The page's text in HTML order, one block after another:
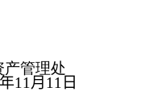
产管理处
年11 月 11 日